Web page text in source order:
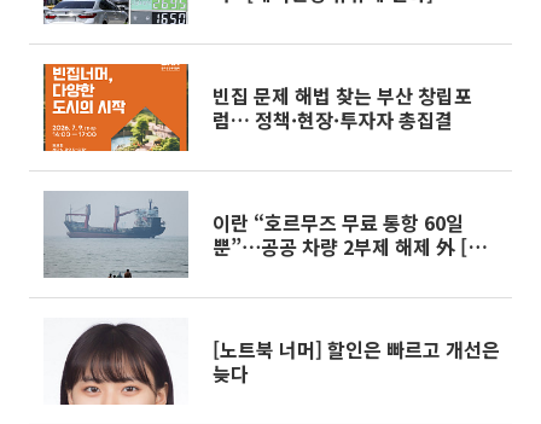
빈집 문제 해법 찾는 부산 창립포
럼… 정책·현장·투자자 총집결
이란 “호르무즈 무료 통항 60일
뿐”⋯공공 차량 2부제 해제 外 [오
[노트북 너머] 할인은 빠르고 개선은
늦다